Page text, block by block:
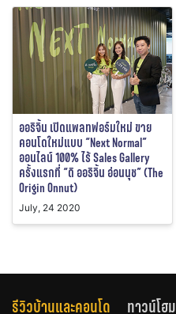
ออริจิ้น เปิดแพลทฟอร์มใหม่ ขาย
คอนโดใหม่แบบ “Next Normal”
ออนไลน์ 100% ไร้ Sales Gallery
ครั้งแรกที่ “ดิ ออริจิ้น อ่อนนุช” (The
Origin Onnut)
July, 24 2020
รีวิวบ้านและคอนโด ทาวน์โฮม